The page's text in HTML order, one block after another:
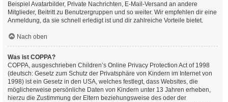
Beispiel Avatarbilder, Private Nachrichten, E-Mail-Versand an andere
Mitglieder, Beitritt zu Benutzergruppen und so weiter. Wir empfehlen dir eine
Anmeldung, da sie schnell erledigt ist und dir zahlreiche Vorteile bietet.
Nach oben
Was ist COPPA?
COPPA, ausgeschrieben Children’s Online Privacy Protection Act of 1998
(deutsch: Gesetz zum Schutz der Privatsphäre von Kindern im Internet von
1998) ist ein Gesetz in den USA, welches festlegt, dass Websites, die
möglicherweise persönliche Daten von Kindern unter 13 Jahren erheben,
hierzu die Zustimmung der Eltern beziehungsweise des oder der